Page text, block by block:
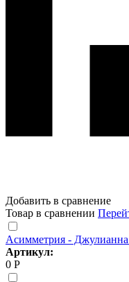
Добавить в сравнение
Товар в сравнении
Асимметрия -
Артикул:
0 Р